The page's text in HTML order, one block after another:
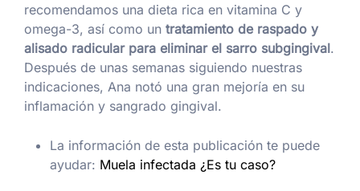
recomendamos una dieta rica en vitamina C y
omega-3, así como un tratamiento de raspado y
alisado radicular para eliminar el sarro subgingival.
Después de unas semanas siguiendo nuestras
indicaciones, Ana notó una gran mejoría en su
inflamación y sangrado gingival.
La información de esta publicación te puede
ayudar: Muela infectada ¿Es tu caso?